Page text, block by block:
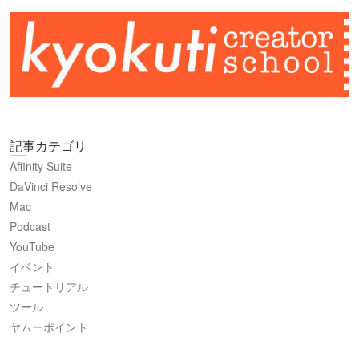
記事カテゴリ
Affinity Suite
DaVinci Resolve
Mac
Podcast
YouTube
イベント
チュートリアル
ツール
ヤムーポイント